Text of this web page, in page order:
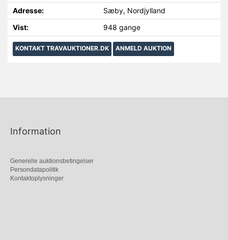
Adresse:
Sæby, Nordjylland
Vist:
948 gange
KONTAKT TRAVAUKTIONER.DK ANMELD AUKTION
Information
Generelle auktionsbetingelser
Persondatapolitik
Kontaktoplysninger